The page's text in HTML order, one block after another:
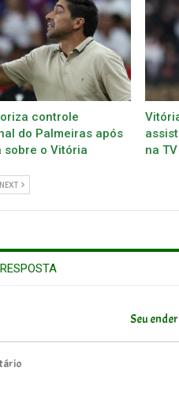
controle
do Palmeiras após
sobre o Vitória
na
NEXT
Seu